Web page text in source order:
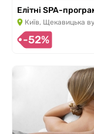
Елітні SPA-
Київ, Щекавицька
-52%